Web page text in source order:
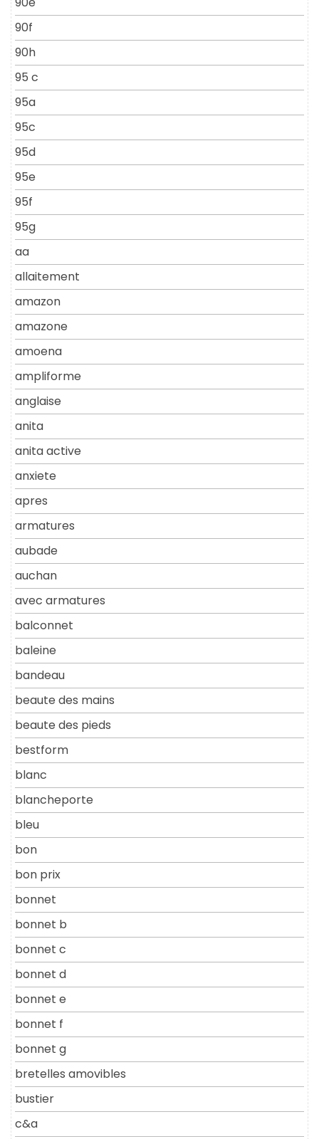
90f
90h
95 c
95a
95c
95d
95e
95f
95g
aa
allaitement
amazon
amazone
amoena
ampliforme
anglaise
anita
anita active
anxiete
apres
armatures
aubade
auchan
avec armatures
balconnet
baleine
bandeau
beaute des mains
beaute des pieds
bestform
blanc
blancheporte
bleu
bon
bon prix
bonnet
bonnet b
bonnet c
bonnet d
bonnet e
bonnet f
bonnet g
bretelles amovibles
bustier
c&a